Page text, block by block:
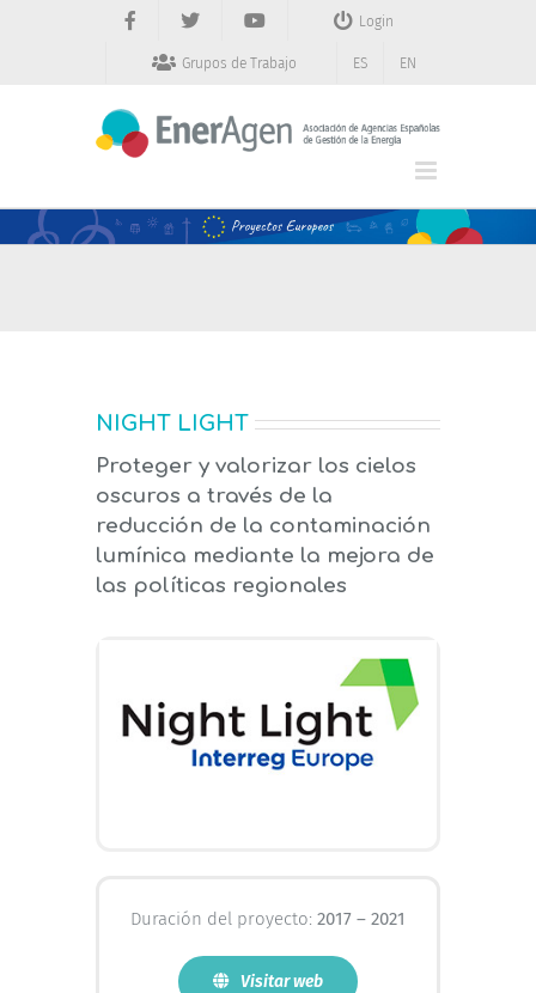
Login
Grupos de Trabajo ES EN
NIGHT LIGHT
Proteger y valorizar los cielos
oscuros a través de la
reducción de la contaminación
lumínica mediante la mejora de
las políticas regionales
Duración del proyecto: 2017 – 2021
Visitar web